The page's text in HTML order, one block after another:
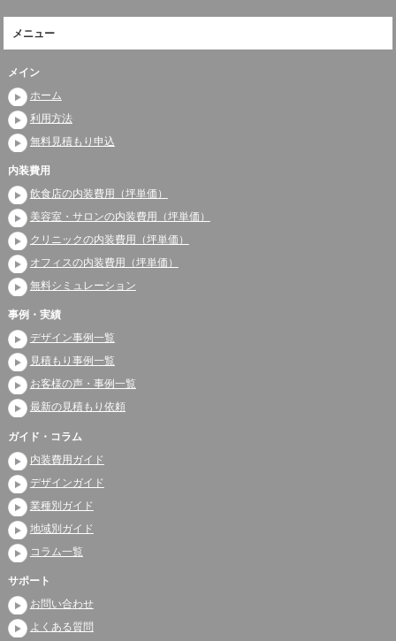
メニュー
メイン
ホーム
利用方法
無料見積もり申込
内装費用
飲食店の内装費用（坪単価）
美容室・サロンの内装費用（坪単価）
クリニックの内装費用（坪単価）
オフィスの内装費用（坪単価）
無料シミュレーション
事例・実績
デザイン事例一覧
見積もり事例一覧
お客様の声・事例一覧
最新の見積もり依頼
ガイド・コラム
内装費用ガイド
デザインガイド
業種別ガイド
地域別ガイド
コラム一覧
サポート
お問い合わせ
よくある質問